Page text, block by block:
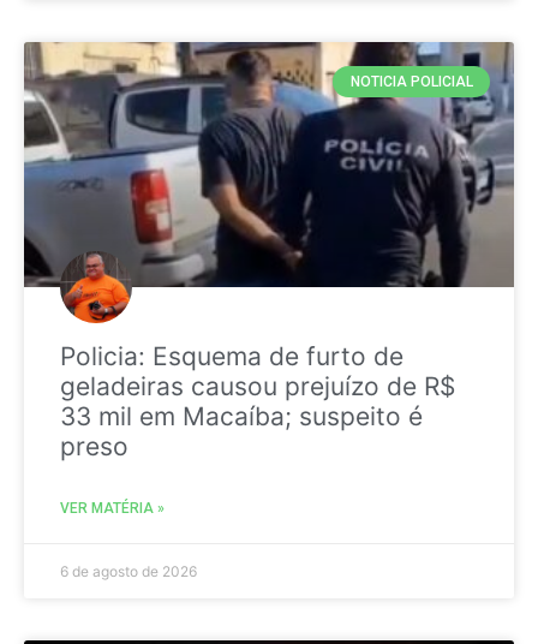
NOTICIA POLICIAL
Policia: Esquema de furto de
geladeiras causou prejuízo de R$
33 mil em Macaíba; suspeito é
preso
VER MATÉRIA »
6 de agosto de 2026